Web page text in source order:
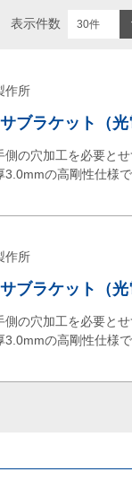
表示件数
作所
ブラケット（
側の穴加工を必要と
3.0mmの高剛性仕様で
作所
ブラケット（
側の穴加工を必要と
3.0mmの高剛性仕様で